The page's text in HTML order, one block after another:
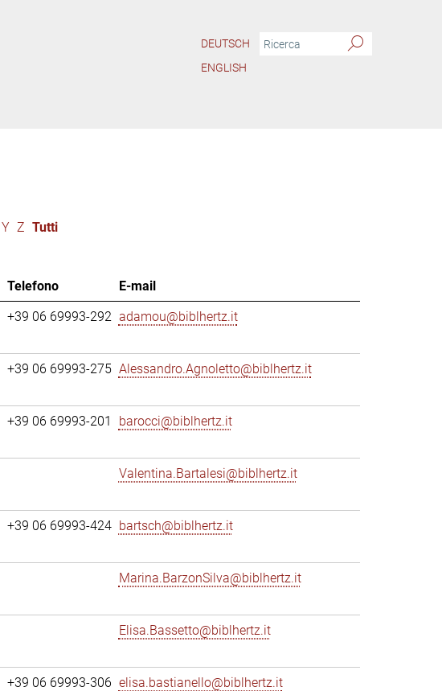
DEUTSCH
ENGLISH
Y Z Tutti
Telefono
E-mail
+39 06 69993-292 adamou@biblhertz.it
+39 06 69993-275 Alessandro.Agnoletto@biblhertz.it
+39 06 69993-201 barocci@biblhertz.it
Valentina.Bartalesi@biblhertz.it
+39 06 69993-424 bartsch@biblhertz.it
Marina.BarzonSilva@biblhertz.it
Elisa.Bassetto@biblhertz.it
+39 06 69993-306 elisa.bastianello@biblhertz.it